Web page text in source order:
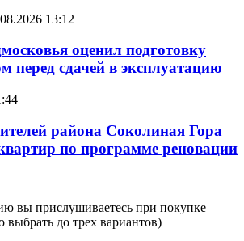
13:12
оценил подготовку
перед сдачей в эксплуатацию
района Соколиная Гора
по программе реновации
вы прислушиваетесь при покупке
до трех вариантов)